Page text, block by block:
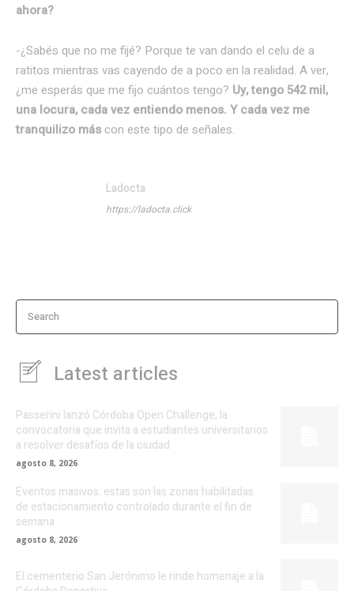
ahora?
-¿Sabés que no me fijé? Porque te van dando el celu de a
ratitos mientras vas cayendo de a poco en la realidad. A ver,
¿me esperás que me fijo cuántos tengo? Uy, tengo 542 mil,
una locura, cada vez entiendo menos. Y cada vez me
tranquilizo más con este tipo de señales.
Ladocta
https://ladocta.click
Search
Latest articles
Passerini lanzó Córdoba Open Challenge, la
convocatoria que invita a estudiantes universitarios
a resolver desafíos de la ciudad
agosto 8, 2026
Eventos masivos: estas son las zonas habilitadas
de estacionamiento controlado durante el fin de
semana
agosto 8, 2026
El cementerio San Jerónimo le rinde homenaje a la